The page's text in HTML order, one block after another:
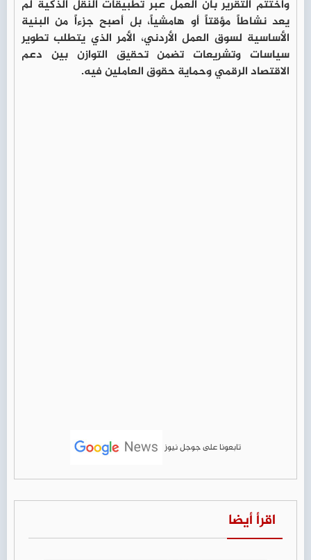
واختتم التقرير بأن العمل عبر تطبيقات النقل الذكية لم
يعد نشاطاً مؤقتاً أو هامشياً، بل أصبح جزءاً من البنية
الأساسية لسوق العمل الأردني، الأمر الذي يتطلب تطوير
سياسات وتشريعات تضمن تحقيق التوازن بين دعم
الاقتصاد الرقمي وحماية حقوق العاملين فيه.
تابعونا على جوجل نيوز
اقرأ أيضا